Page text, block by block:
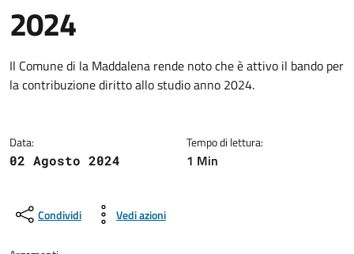
2024
Dettagli della notizia
Il Comune di la Maddalena rende noto che è attivo il bando per
la contribuzione diritto allo studio anno 2024.
Data:
02 Agosto 2024
Tempo di lettura:
1 Min
Condividi Vedi azioni